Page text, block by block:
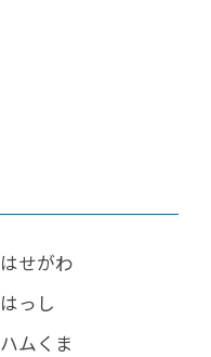
はせがわ
はっし
ハムくま